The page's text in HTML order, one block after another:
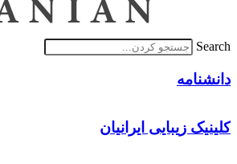
Search
دانشنامه
کلینیک زیبایی ایرانیان